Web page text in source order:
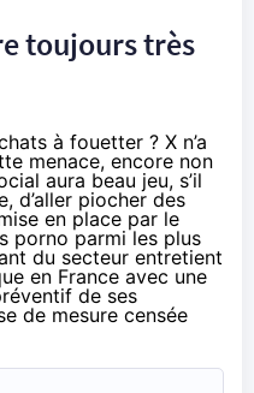
toujours très
à fouetter ? X n’a
menace, encore non
aura beau jeu, s’il
d’aller piocher des
en place par le
porno parmi les plus
du secteur entretient
en France avec une
de ses
de mesure censée